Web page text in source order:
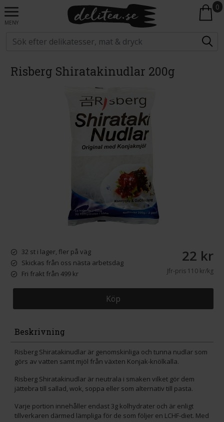
MENY
0
Risberg Shiratakinudlar 200g
32 st i lager, fler på väg
Skickas från oss nästa arbetsdag
Fri frakt från 499 kr
22 kr
Jfr-pris110 kr/kg
Köp
Beskrivning
Risberg Shiratakinudlar är genomskinliga och tunna nudlar som
görs av vatten samt mjöl från växten Konjak-knölkalla.
Risberg Shiratakinudlar är neutrala i smaken vilket gör dem
jättebra till sallad, wok, soppa eller som alternativ till pasta.
Varje portion innehåller endast 3g kolhydrater och är enligt
tillverkaren därmed lämpliga för de som följer en LCHF-diet. Med